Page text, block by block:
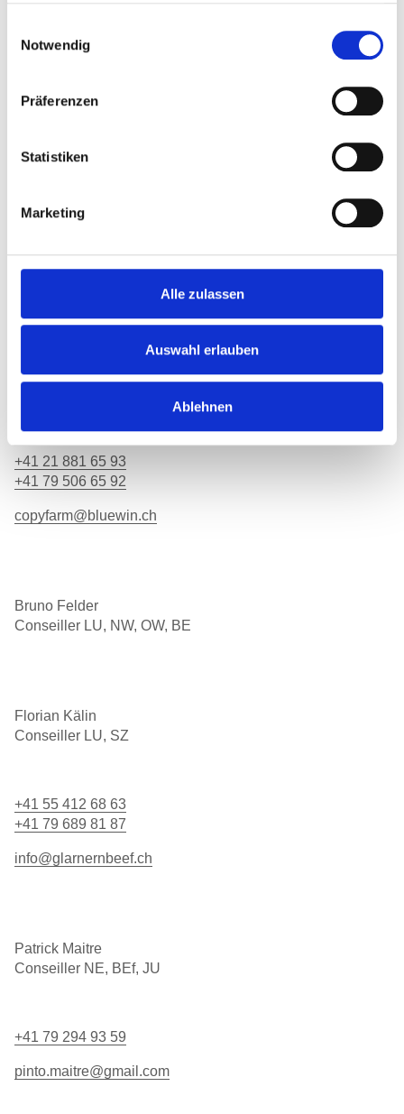
Notwendig
Präferenzen
Statistiken
Marketing
Alle zulassen
Auswahl erlauben
Ablehnen
+41 41 921 63 94
Basile Favre
+41 21 881 65 93
+41 79 506 65 92
copyfarm@bluewin.ch
Bruno Felder
Conseiller LU, NW, OW, BE
Florian Kälin
Conseiller LU, SZ
+41 55 412 68 63
+41 79 689 81 87
info@glarnernbeef.ch
Patrick Maitre
Conseiller NE, BEf, JU
+41 79 294 93 59
pinto.maitre@gmail.com